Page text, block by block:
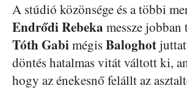
A stúdió közönsége és a többi
Endrődi Rebeka messze
Tóth GabimégisBaloghot
döntés hatalmas vitát váltott ki,
hogy az énekesnő felállt az